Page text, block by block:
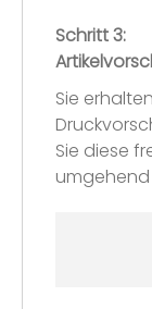
Schritt 3:
Sie
Sie diese
umgehend